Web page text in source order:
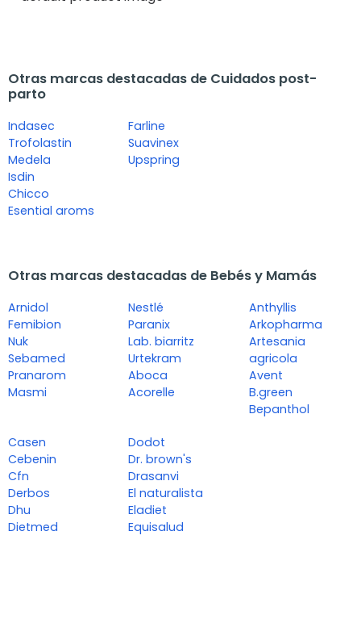
Otras marcas destacadas de Cuidados post-
parto
Indasec
Trofolastin
Medela
Isdin
Chicco
Esential aroms
Farline
Suavinex
Upspring
Otras marcas destacadas de Bebés y Mamás
Arnidol
Femibion
Nuk
Sebamed
Pranarom
Masmi
Nestlé
Paranix
Lab. biarritz
Urtekram
Aboca
Acorelle
Anthyllis
Arkopharma
Artesania
agricola
Avent
B.green
Bepanthol
Casen
Cebenin
Cfn
Derbos
Dhu
Dietmed
Dodot
Dr. brown's
Drasanvi
El naturalista
Eladiet
Equisalud